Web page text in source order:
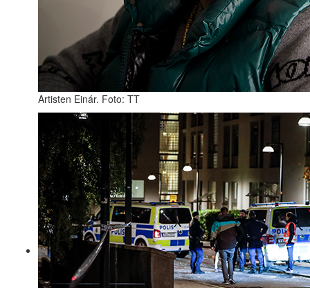
Artisten Einár. Foto: TT